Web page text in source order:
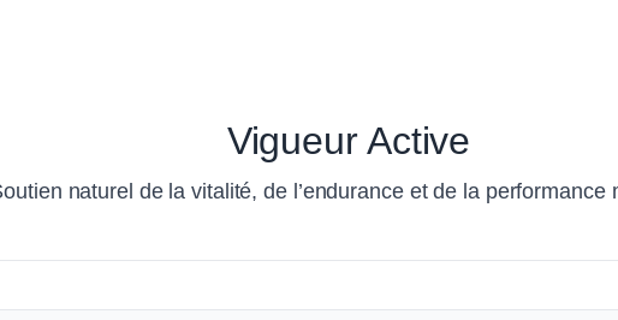
Vigueur Active
naturel de la vitalité, de l’endurance et de la performance